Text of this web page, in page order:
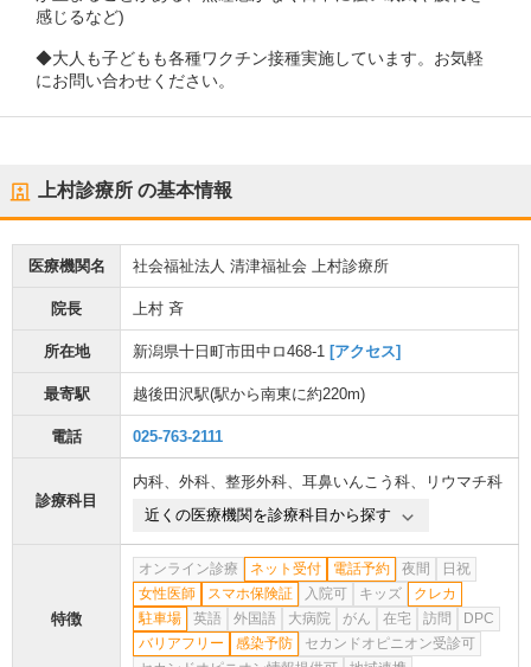
感じるなど)
◆大人も子どもも各種ワクチン接種実施しています。お気軽
にお問い合わせください。
上村診療所 の基本情報
医療機関名 社会福祉法人 清津福祉会 上村診療所
院長 上村 斉
所在地 新潟県十日町市田中ロ468-1 [アクセス]
最寄駅 越後田沢駅(駅から南東に約220m)
電話 025-763-2111
診療科目
内科、 外科、 整形外科、 耳鼻いんこう科、
リウマチ科
近くの医療機関を診療科目から探す
特徴
オンライン診療 ネット受付 電話予約 夜間
日祝
女性医師
スマホ保険証 入院可 キッズ
クレカ
駐車場
英語 外国語 大病院 がん 在宅 訪問
DPC
バリアフリー
感染予防
セカンドオピニオン受診可